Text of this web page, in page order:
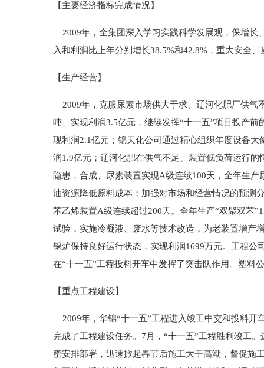
【主要经济指标完成情况】
2009年，全集团深入学习实践科学发展观，保增长
入和利润比上年分别增长38.5%和42.8%，重大安全
【生产经营】
2009年，克服尿素市场供大于求、辽河化肥厂供气
吨、实现利润3.5亿元，继续发挥“十一五”项目投产
现利润2.1亿元；锦天化公司通过精心组织年度设备
润1.9亿元；辽河化肥在供气不足、装置低负荷运行
隐患，合成、尿素装置实现A级连续100天，全年生
油资源降低原料成本；加强对市场和经营情况的预测
苯乙烯装置A级连续超过200天。全年生产“双聚双苯
试验，实施冷凝液、废水等技术改造，为老装置增产
锅炉保持良好运行状态，实现利润1699万元。工程
在“十一五”工程投料开车中发挥了突击队作用。塑料
【重点工程建设】
2009年，华锦“十一五”工程进入竣工中交和投料开
完成了工程建设任务。7月，“十一五”工程胜利竣工
密安排部署，迅速掀起春节后施工大干高潮，督促施